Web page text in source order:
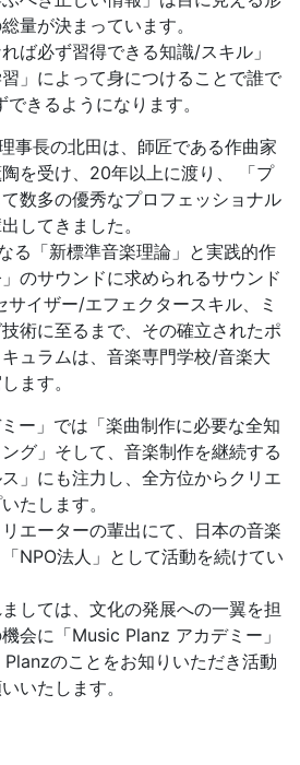
量が決まっています。
ば必ず習得できる知識/スキル」
」によって身につけることで誰で
きるようになります。
事長の北田は、師匠である作曲家
を受け、20年以上に渡り、 「プ
数多の優秀なプロフェッショナル
してきました。
「新標準音楽理論」と実践的作
のサウンドに求められるサウンド
イザー/エフェクタースキル、ミ
術に至るまで、その確立されたポ
ュラムは、音楽専門学校/音楽大
ます。
ー」では「楽曲制作に必要な全知
グ」そして、音楽制作を継続する
」にも注力し、全方位からクリエ
たします。
エーターの輩出にて、日本の音楽
NPO法人」として活動を続けてい
しては、文化の発展への一翼を担
会に「Music Planz アカデミー」
のことをお知りいただき活動
いたします。